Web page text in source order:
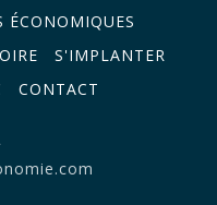
ÉCONOMIQUES
S'IMPLANTER
CONTACT